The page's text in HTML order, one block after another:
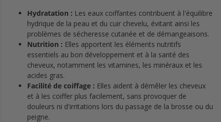
Hydratation : Les eaux coiffantes contribuent à l'équilibre
hydrique de la peau et du cuir chevelu, évitant ainsi les
problèmes de sécheresse cutanée et de démangeaisons.
Nutrition : Elles apportent les éléments nutritifs
essentiels au bon développement et à la santé des
cheveux, notamment les vitamines, les minéraux et les
acides gras.
Facilité de coiffage : Elles aident à démêler les cheveux
et à les coiffer plus facilement, sans provoquer de
douleurs ni d'irritations lors du passage de la brosse ou du
peigne.